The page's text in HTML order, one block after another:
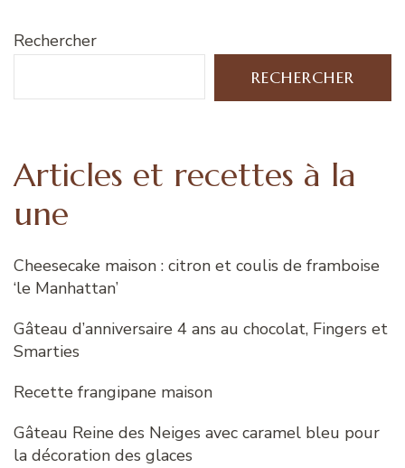
Rechercher
RECHERCHER
Articles et recettes à la
une
Cheesecake maison : citron et coulis de framboise
‘le Manhattan’
Gâteau d’anniversaire 4 ans au chocolat, Fingers et
Smarties
Recette frangipane maison
Gâteau Reine des Neiges avec caramel bleu pour
la décoration des glaces